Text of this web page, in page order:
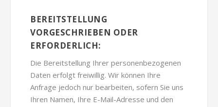
BEREITSTELLUNG
VORGESCHRIEBEN ODER
ERFORDERLICH:
Die Bereitstellung Ihrer personenbezogenen
Daten erfolgt freiwillig. Wir können Ihre
Anfrage jedoch nur bearbeiten, sofern Sie uns
Ihren Namen, Ihre E-Mail-Adresse und den